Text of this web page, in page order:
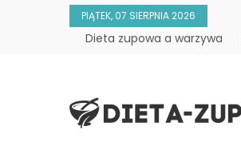
PIĄTEK, 07 SIERPNIA 2026
Dieta zupowa a warzywa